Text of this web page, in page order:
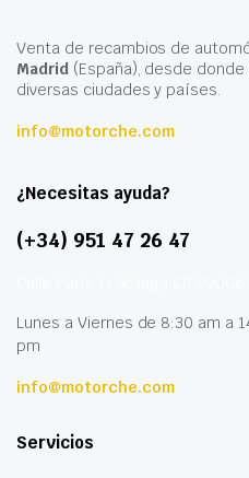
Venta de recambios de
Madrid(España), desde
diversas ciudades y países.
info@motorche.com
¿Necesitas ayuda?
(+34) 951 47 26 47
Lunes a Viernes de 8:30 am a
pm
info@motorche.com
Servicios